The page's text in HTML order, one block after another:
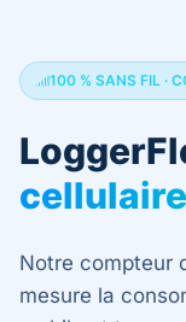
100 % SANS FIL ·
cellulaire
Notre compteur
mesure la